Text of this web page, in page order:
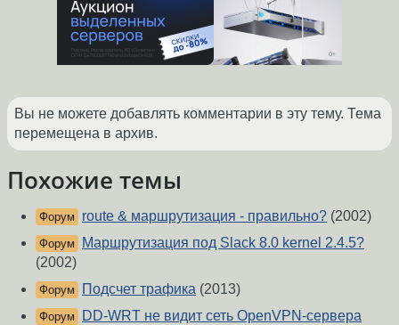
Вы не можете добавлять комментарии в эту тему. Тема
перемещена в архив.
Похожие темы
Форум route & маршрутизация - правильно? (2002)
Форум
Маршрутизация под Slack 8.0 kernel 2.4.5?
(2002)
Форум Подсчет трафика (2013)
Форум
DD-WRT не видит сеть OpenVPN-сервера